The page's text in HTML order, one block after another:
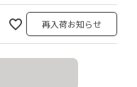
再入荷お知らせ